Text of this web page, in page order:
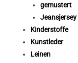
gemustert
Jeansjersey
Kinderstoffe
Kunstleder
Leinen